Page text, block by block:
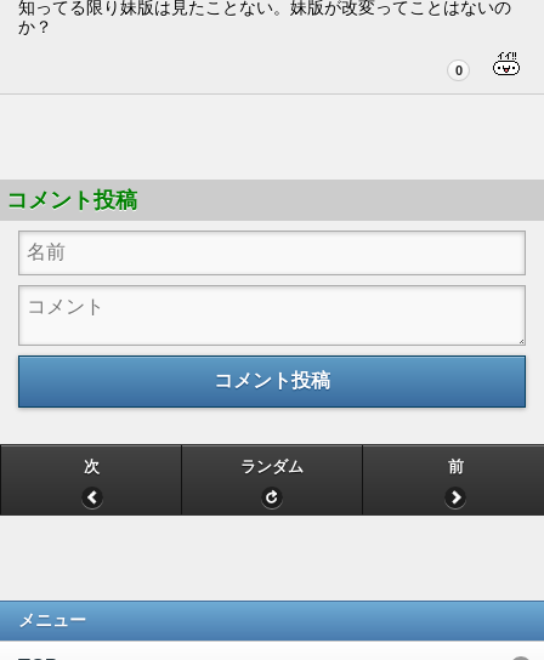
知ってる限り妹版は見たことない。妹版が改変ってことはないの
か？
0
コメント投稿
コメント投稿
次 ランダム 前
メニュー